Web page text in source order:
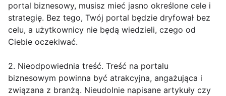
portal biznesowy, musisz mieć jasno określone cele i
strategię. Bez tego, Twój portal będzie dryfował bez
celu, a użytkownicy nie będą wiedzieli, czego od
Ciebie oczekiwać.
2. Nieodpowiednia treść. Treść na portalu
biznesowym powinna być atrakcyjna, angażująca i
związana z branżą. Nieudolnie napisane artykuły czy